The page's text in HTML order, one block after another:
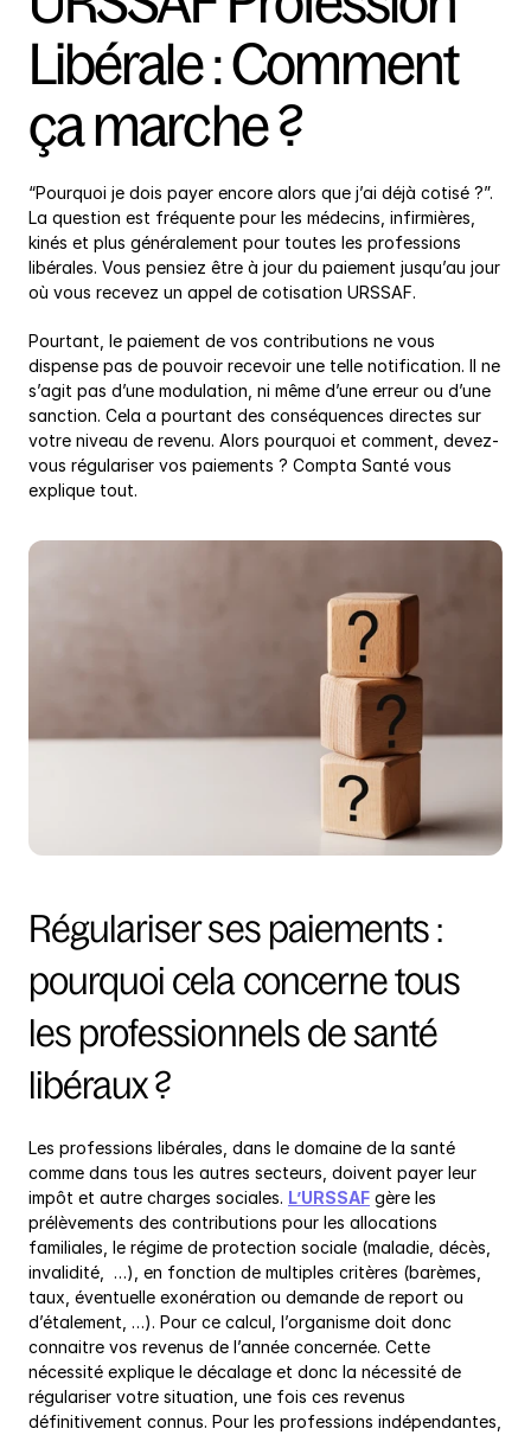
Libérale : Comment
ça marche ?
“Pourquoi je dois payer encore alors que j’ai déjà cotisé ?”.
La question est fréquente pour les médecins, infirmières,
kinés et plus généralement pour toutes les professions
libérales. Vous pensiez être à jour du paiement jusqu’au jour
où vous recevez un appel de cotisation URSSAF.
Pourtant, le paiement de vos contributions ne vous
dispense pas de pouvoir recevoir une telle notification. Il ne
s’agit pas d’une modulation, ni même d’une erreur ou d’une
sanction. Cela a pourtant des conséquences directes sur
votre niveau de revenu. Alors pourquoi et comment, devez-
vous régulariser vos paiements ? Compta Santé vous
explique tout.
Régulariser ses paiements :
pourquoi cela concerne tous
les professionnels de santé
libéraux ?
Les professions libérales, dans le domaine de la santé
comme dans tous les autres secteurs, doivent payer leur
impôt et autre charges sociales. L’URSSAF gère les
prélèvements des contributions pour les allocations
familiales, le régime de protection sociale (maladie, décès,
invalidité,  …), en fonction de multiples critères (barèmes,
taux, éventuelle exonération ou demande de report ou
d’étalement, …). Pour ce calcul, l’organisme doit donc
connaitre vos revenus de l’année concernée. Cette
nécessité explique le décalage et donc la nécessité de
régulariser votre situation, une fois ces revenus
définitivement connus. Pour les professions indépendantes,